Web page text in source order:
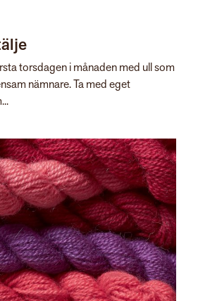
torsdagen i månaden med ull som
nämnare. Ta med eget